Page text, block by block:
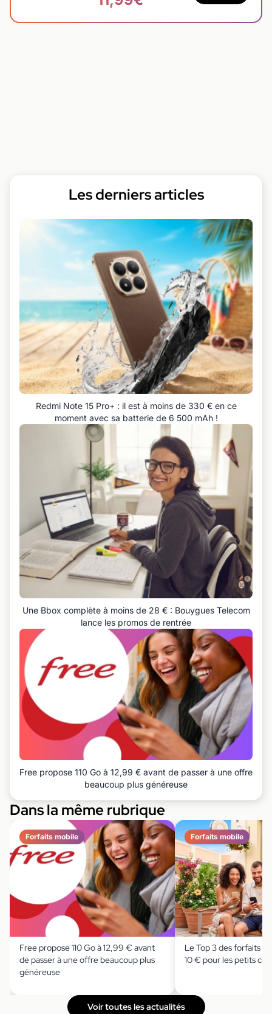
Les derniers articles
Redmi Note 15 Pro+ : il est à moins de 330 € en ce
moment avec sa batterie de 6 500 mAh !
Une Bbox complète à moins de 28 € : Bouygues Telecom
lance les promos de rentrée
Free propose 110 Go à 12,99 € avant de passer à une offre
beaucoup plus généreuse
Dans la même rubrique
Forfaits mobile
Free propose 110 Go à 12,99 € avant
de passer à une offre beaucoup plus
généreuse
Forfaits mobile
Le Top 3 des forfaits
10 € pour les petits
Voir toutes les actualités